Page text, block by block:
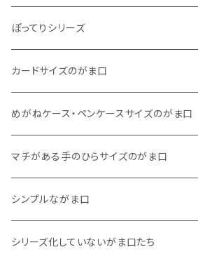
くったりコットンキャンバス
11号帆布
・ 四角いマチのたっぷりサイズ
くったりコットンキャンバス
11号帆布
・ 四角いマチのスリムコンパクトタイプ
くったりコットンキャンバス
11号帆布
・ マチなしスリムタイプ
くったりコットンキャンバス
リネン
・ くったりコットンキャンバス
・ リネン
・ 柄いろいろ
ぽってりシリーズ
・ がま口
・ 巾着ポーチ
カードサイズのがま口
・ くったりコットンキャンバス
・ 11号帆布
・ リネン
めがねケース・ペンケースサイズのがま口
・ くったりコットンキャンバス
・ 11号帆布
・ その他
マチがある手のひらサイズのがま口
・ 小さいサイズ
11号帆布
・ 中くらいのサイズ
シンプルながま口
シリーズ化していないがま口たち